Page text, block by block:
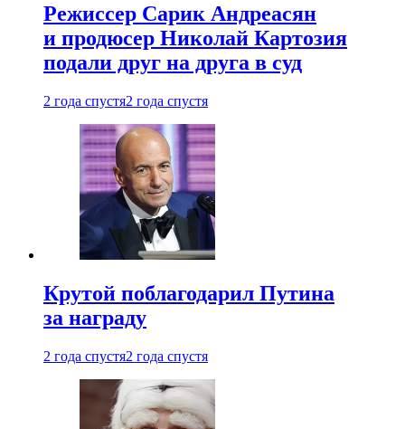
Режиссер Сарик Андреасян
и продюсер Николай Картозия
подали друг на друга в суд
2 года спустя2 года спустя
Крутой поблагодарил Путина
за награду
2 года спустя2 года спустя